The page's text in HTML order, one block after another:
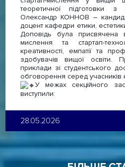
теоретичної підготовки з
Олександр КОННОВ –
доцент кафедри етики,
Доповідь була присвячена
мислення та стартап-
креативності, емпатії та
здобувачів вищої освіти.
приклади зі студентського
обговорення серед учасників
У межах секційного
виступили:
28.05.2026